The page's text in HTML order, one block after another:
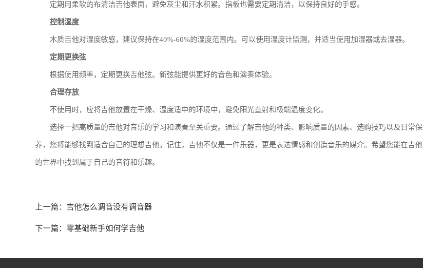
定期用柔软的布清洁吉他表面，避免灰尘和汗水积累。指板也需要定期清洁，以保持良好的手感。
控制湿度
木质吉他对湿度敏感，建议保持在40%-60%的湿度范围内。可以使用湿度计监测，并适当使用加湿器或去湿器。
定期更换弦
根据使用频率，定期更换吉他弦。新弦能提供更好的音色和演奏体验。
合理存放
不使用时，应将吉他放置在干燥、温度适中的环境中，避免阳光直射和极端温度变化。
选择一把高质量的吉他对音乐的学习和演奏至关重要。通过了解吉他的种类、影响质量的因素、选购技巧以及日常保
养，您将能够找到适合自己的理想吉他。记住，吉他不仅是一件乐器，更是表达情感和创造音乐的媒介。希望您能在吉他
的世界中找到属于自己的音符和乐趣。
上一篇： 吉他怎么调音没有调音器
下一篇： 零基础新手如何学吉他